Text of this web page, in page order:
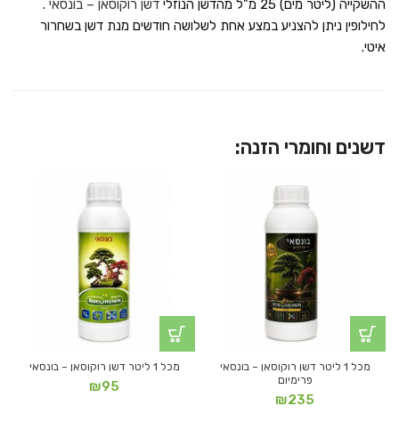
ההשקייה (ליטר מים) 25 מ"ל מהדשן הנוזלי
דשן רוקוסאן – בונסאי .
לחילופין ניתן להצניע במצע אחת לשלושה חודשים מנת דשן בשחרור
איטי.
דשנים וחומרי הזנה:
מכל 1 ליטר דשן רוקוסאן – בונסאי
פרימיום
₪235
מכל 1 ליטר דשן רוקוסאן – בונסאי
₪95